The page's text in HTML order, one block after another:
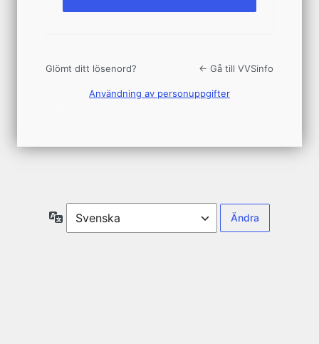
Glömt ditt lösenord? ← Gå till VVSinfo
Användning av personuppgifter
Språk